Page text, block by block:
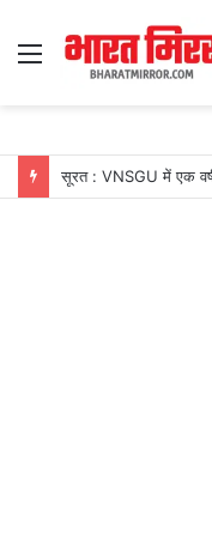
Menu